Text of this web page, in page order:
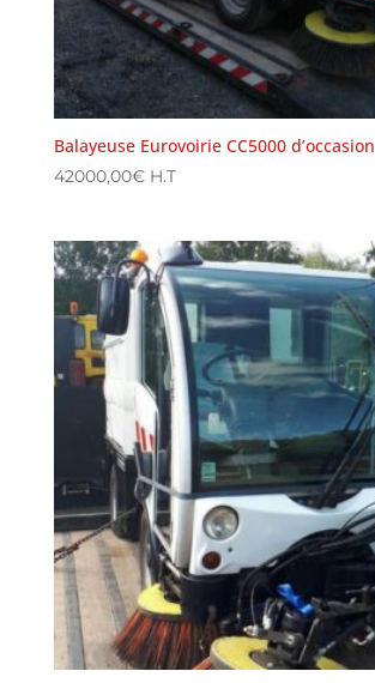
Balayeuse Eurovoirie CC5000 d’occasion
42000,00€ H.T